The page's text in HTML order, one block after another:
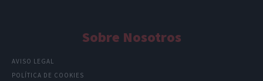
Sobre Nosotros
AVISO LEGAL
POLÍTICA DE COOKIES